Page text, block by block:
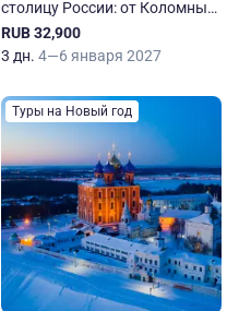
столицу России: от Коломны
до Рязани
RUB 32,900
3 дн. 4—6 января 2027
Туры на Новый год